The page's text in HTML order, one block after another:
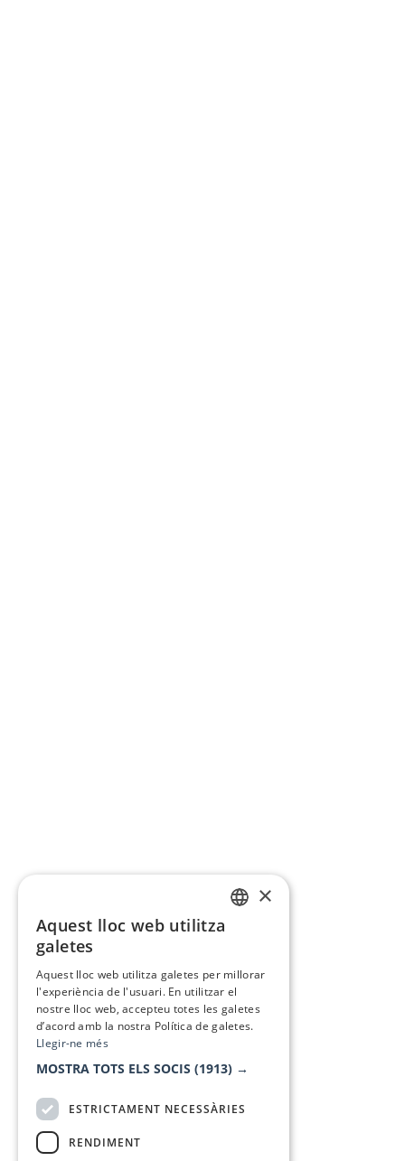
×
Aquest lloc web utilitza
galetes
Aquest lloc web utilitza galetes per millorar
l'experiència de l'usuari. En utilitzar el
nostre lloc web, accepteu totes les galetes
d’acord amb la nostra Política de galetes.
Llegir-ne més
MOSTRA TOTS ELS SOCIS (1913) →
ESTRICTAMENT NECESSÀRIES
RENDIMENT